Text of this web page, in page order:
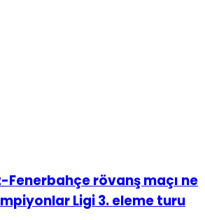
Fenerbahçe rövanş maçı ne
Ligi 3. eleme turu